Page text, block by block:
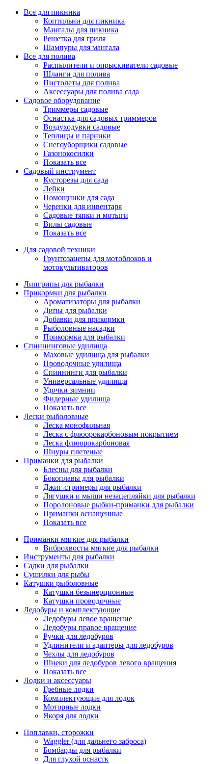
Все для пикника
Коптильни для пикника
Мангалы для пикника
Решетка для гриля
Шампуры для мангала
Все для полива
Распылители и опрыскиватели садовые
Шланги для полива
Пистолеты для полива
Аксессуары для полива сада
Садовое оборудование
Триммеры садовые
Оснастка для садовых триммеров
Воздуходувки садовые
Теплицы и парники
Снегоуборщики садовые
Газонокосилки
Показать все
Садовый инструмент
Кусторезы для сада
Лейки
Помощники для сада
Черенки для инвентаря
Садовые тяпки и мотыги
Вилы садовые
Показать все
Для садовой техники
Грунтозацепы для мотоблоков и
мотокультиваторов
Липгрипы для рыбалки
Прикормки для рыбалки
Ароматизаторы для рыбалки
Дипы для рыбалки
Добавки для прикормки
Рыболовные насадки
Прикормка для рыбалки
Спиннинговые удилища
Маховые удилища для рыбалки
Проводочные удилища
Спиннинги для рыбалки
Универсальные удилища
Удочки зимнии
Фидерные удилища
Показать все
Лески рыболовные
Леска монофильная
Леска с флюорокарбоновым покрытием
Леска флюорокарбоновая
Шнуры плетеные
Приманки для рыбалки
Блесны для рыбалки
Бокоплавы для рыбалки
Джиг-стримеры для рыбалки
Лягушки и мыши незацепляйки для рыбалки
Поролоновые рыбки-приманки для рыбалки
Приманки оснащенные
Показать все
Приманки мягкие для рыбалки
Виброхвосты мягкие для рыбалки
Инструменты для рыбалки
Садки для рыбалки
Сушилки для рыбы
Катушки рыболовные
Катушки безынерционные
Катушки проводочные
Ледобуры и комплектующие
Ледобуры левое вращение
Ледобуры правое вращение
Ручки для ледобуров
Удлинители и адаптеры для ледобуров
Чехлы для ледобуров
Шнеки для ледобуров левого вращения
Показать все
Лодки и аксессуары
Гребные лодки
Комплектующие для лодок
Моторные лодки
Якоря для лодки
Поплавки, сторожки
Waggler (для дальнего заброса)
Бомбарды для рыбалки
Для глухой оснастк